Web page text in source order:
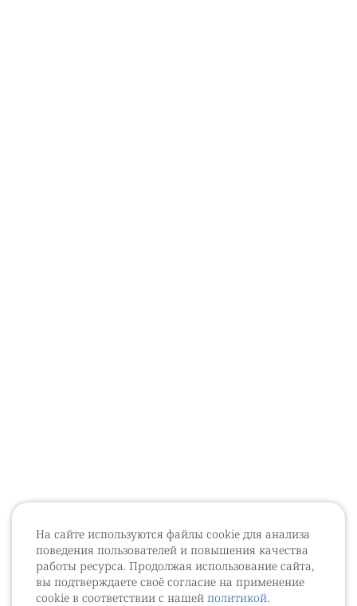
На сайте используются файлы cookie для анализа
поведения пользователей и повышения качества
работы ресурса. Продолжая использование сайта,
вы подтверждаете своё согласие на применение
cookie в соответствии с нашей политикой.